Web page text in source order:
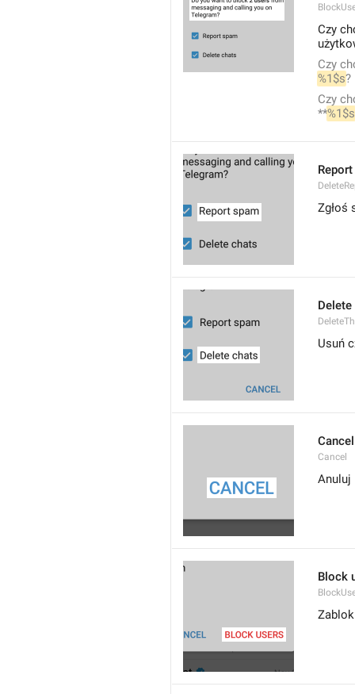
Czy
%1$s?
Czy
**%1$s
Zgłoś
Usuń
Cancel
Cancel
Anuluj
Block